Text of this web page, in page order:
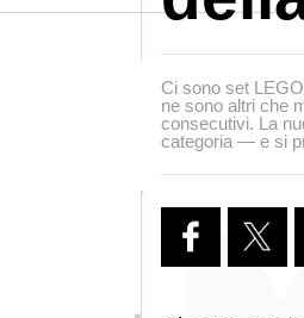
Ci sono set
ne sono altri che
consecutivi. La
categoria — e si